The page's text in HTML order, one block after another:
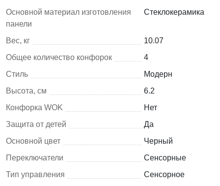
Основной материал изготовления
панели
Cтеклокерамика
Вес, кг
10.07
Общее количество конфорок
4
Стиль
Модерн
Высота, см
6.2
Конфорка WOK
Нет
Защита от детей
Да
Основной цвет
Черный
Переключатели
Сенсорные
Тип управления
Сенсорное